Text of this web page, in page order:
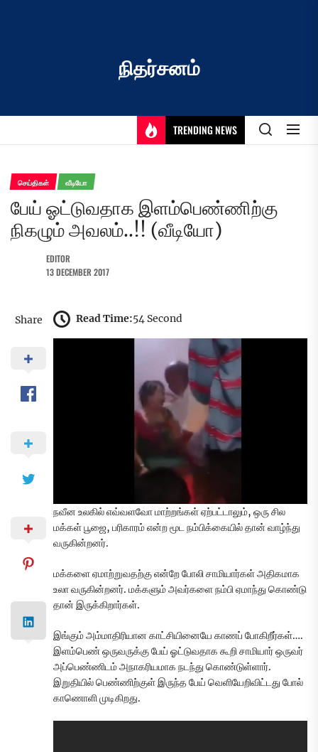
நிதர்சனம்
TRENDING NEWS
செய்திகள் வீடியோ
பேய் ஓட்டுவதாக இளம்பெண்ணிற்கு
நிகழும் அவலம்..!! (வீடியோ)
EDITOR
13 DECEMBER 2017
Share Read Time:54 Second
நவீன உலகில் எவ்வளவோ மாற்றங்கள் ஏற்பட்டாலும், ஒரு சில
மக்கள் பூஜை, பரிகாரம் என்ற மூட நம்பிக்கையில் தான் வாழ்ந்து
வருகின்றனர்.
மக்களை ஏமாற்றுவதற்கு என்றே போலி சாமியார்கள் அதிகமாக
உலா வருகின்றனர். மக்களும் அவர்களை நம்பி ஏமாந்து கொண்டு
தான் இருக்கிறார்கள்.
இங்கும் அம்மாதிரியான காட்சியினையே காணப் போகிறீர்கள்….
இளம்பெண் ஒருவருக்கு பேய் ஓட்டுவதாக கூறி சாமியார் ஒருவர்
அப்பெண்ணிடம் அநாகரியமாக நடந்து கொண்டுள்ளார்.
இறுதியில் பெண்ணிற்குள் இருந்த பேய் வெளியேறிவிட்டது போல்
காணொளி முடிகிறது.